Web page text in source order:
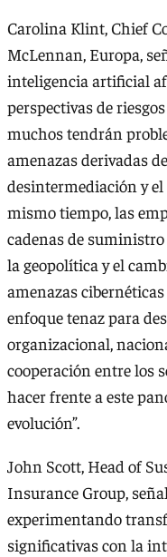
Carolina Klint, Chief
McLennan, Europa,
inteligencia artificial
perspectivas de
muchos tendrán
amenazas derivadas
desintermediación y
mismo tiempo, las
cadenas de suministro
la geopolítica y el
amenazas
enfoque tenaz para
organizacional,
cooperación entre los
hacer frente a este
evolución”.
John Scott, Head of
Insurance Group,
experimentando
significativas con la